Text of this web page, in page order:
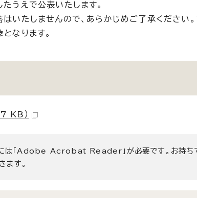
うえで公表いたします。
いたしませんので、あらかじめご了承ください
なります。
KB）
には「Adobe Acrobat Reader」が必要です。お持ち
ます。